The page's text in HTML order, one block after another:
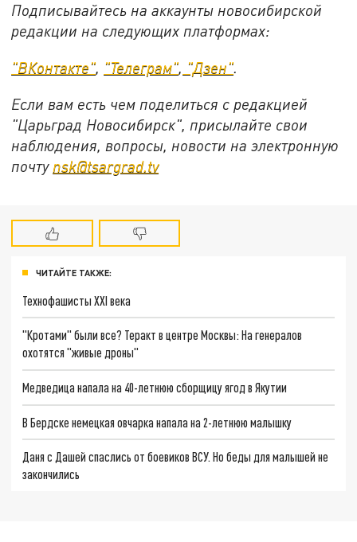
Подписывайтесь на аккаунты новосибирской
редакции на следующих платформах:
"ВКонтакте", "Телеграм", "Дзен".
Если вам есть чем поделиться с редакцией
"Царьград Новосибирск", присылайте свои
наблюдения, вопросы, новости на электронную
почту nsk@tsargrad.tv
ЧИТАЙТЕ ТАКЖЕ:
Технофашисты XXI века
"Кротами" были все? Теракт в центре Москвы: На генералов
охотятся "живые дроны"
Медведица напала на 40-летнюю сборщицу ягод в Якутии
В Бердске немецкая овчарка напала на 2-летнюю малышку
Даня с Дашей спаслись от боевиков ВСУ. Но беды для малышей не
закончились